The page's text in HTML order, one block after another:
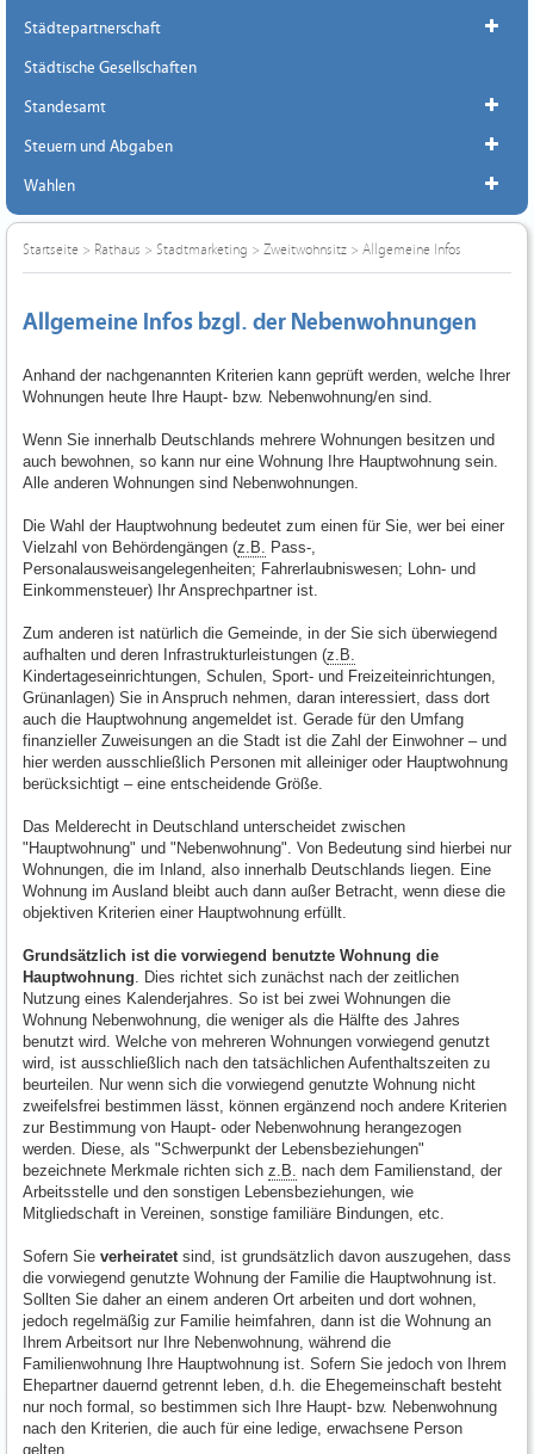
Städtepartnerschaft
Städtische Gesellschaften
Standesamt
Steuern und Abgaben
Wahlen
Startseite > Rathaus > Stadtmarketing > Zweitwohnsitz > Allgemeine Infos
Allgemeine Infos bzgl. der Nebenwohnungen
Anhand der nachgenannten Kriterien kann geprüft werden, welche Ihrer
Wohnungen heute Ihre Haupt- bzw. Nebenwohnung/en sind.
Wenn Sie innerhalb Deutschlands mehrere Wohnungen besitzen und
auch bewohnen, so kann nur eine Wohnung Ihre Hauptwohnung sein.
Alle anderen Wohnungen sind Nebenwohnungen.
Die Wahl der Hauptwohnung bedeutet zum einen für Sie, wer bei einer
Vielzahl von Behördengängen (z.B.
Pass-,
Personalausweisangelegenheiten; Fahrerlaubniswesen; Lohn- und
Einkommensteuer) Ihr Ansprechpartner ist.
Zum anderen ist natürlich die Gemeinde, in der Sie sich überwiegend
aufhalten und deren Infrastrukturleistungen (z.B.
Kindertageseinrichtungen, Schulen, Sport- und Freizeiteinrichtungen,
Grünanlagen) Sie in Anspruch nehmen, daran interessiert, dass dort
auch die Hauptwohnung angemeldet ist. Gerade für den Umfang
finanzieller Zuweisungen an die Stadt ist die Zahl der Einwohner – und
hier werden ausschließlich Personen mit alleiniger oder Hauptwohnung
berücksichtigt – eine entscheidende Größe.
Das Melderecht in Deutschland unterscheidet zwischen
"Hauptwohnung" und "Nebenwohnung". Von Bedeutung sind hierbei nur
Wohnungen, die im Inland, also innerhalb Deutschlands liegen. Eine
Wohnung im Ausland bleibt auch dann außer Betracht, wenn diese die
objektiven Kriterien einer Hauptwohnung erfüllt.
Grundsätzlich ist die vorwiegend benutzte Wohnung die
Hauptwohnung . Dies richtet sich zunächst nach der zeitlichen
Nutzung eines Kalenderjahres. So ist bei zwei Wohnungen die
Wohnung Nebenwohnung, die weniger als die Hälfte des Jahres
benutzt wird. Welche von mehreren Wohnungen vorwiegend genutzt
wird, ist ausschließlich nach den tatsächlichen Aufenthaltszeiten zu
beurteilen. Nur wenn sich die vorwiegend genutzte Wohnung nicht
zweifelsfrei bestimmen lässt, können ergänzend noch andere Kriterien
zur Bestimmung von Haupt- oder Nebenwohnung herangezogen
werden. Diese, als "Schwerpunkt der Lebensbeziehungen"
bezeichnete Merkmale richten sich z.B. nach dem Familienstand, der
Arbeitsstelle und den sonstigen Lebensbeziehungen, wie
Mitgliedschaft in Vereinen, sonstige familiäre Bindungen, etc.
Sofern Sie verheiratet sind, ist grundsätzlich davon auszugehen, dass
die vorwiegend genutzte Wohnung der Familie die Hauptwohnung ist.
Sollten Sie daher an einem anderen Ort arbeiten und dort wohnen,
jedoch regelmäßig zur Familie heimfahren, dann ist die Wohnung an
Ihrem Arbeitsort nur Ihre Nebenwohnung, während die
Familienwohnung Ihre Hauptwohnung ist. Sofern Sie jedoch von Ihrem
Ehepartner dauernd getrennt leben, d.h. die Ehegemeinschaft besteht
nur noch formal, so bestimmen sich Ihre Haupt- bzw. Nebenwohnung
nach den Kriterien, die auch für eine ledige, erwachsene Person
gelten.